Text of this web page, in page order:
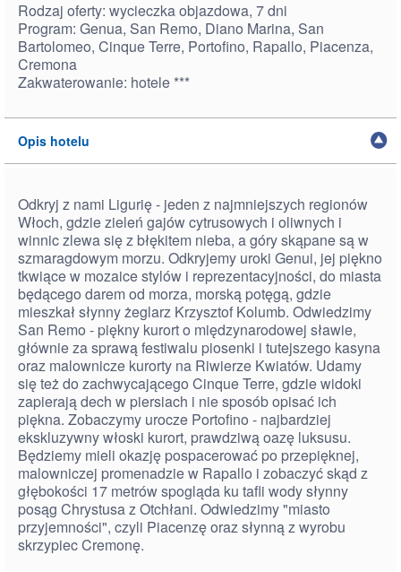
Rodzaj oferty: wycieczka objazdowa, 7 dni
Program: Genua, San Remo, Diano Marina, San
Bartolomeo, Cinque Terre, Portofino, Rapallo, Piacenza,
Cremona
Zakwaterowanie: hotele ***
Opis hotelu
Odkryj z nami Ligurię - jeden z najmniejszych regionów
Włoch, gdzie zieleń gajów cytrusowych i oliwnych i
winnic zlewa się z błękitem nieba, a góry skąpane są w
szmaragdowym morzu. Odkryjemy uroki Genui, jej piękno
tkwiące w mozaice stylów i reprezentacyjności, do miasta
będącego darem od morza, morską potęgą, gdzie
mieszkał słynny żeglarz Krzysztof Kolumb. Odwiedzimy
San Remo - piękny kurort o międzynarodowej sławie,
głównie za sprawą festiwalu piosenki i tutejszego kasyna
oraz malownicze kurorty na Riwierze Kwiatów. Udamy
się też do zachwycającego Cinque Terre, gdzie widoki
zapierają dech w piersiach i nie sposób opisać ich
piękna. Zobaczymy urocze Portofino - najbardziej
ekskluzywny włoski kurort, prawdziwą oazę luksusu.
Będziemy mieli okazję pospacerować po przepięknej,
malowniczej promenadzie w Rapallo i zobaczyć skąd z
głębokości 17 metrów spogląda ku tafli wody słynny
posąg Chrystusa z Otchłani. Odwiedzimy "miasto
przyjemności", czyli Piacenzę oraz słynną z wyrobu
skrzypiec Cremonę.